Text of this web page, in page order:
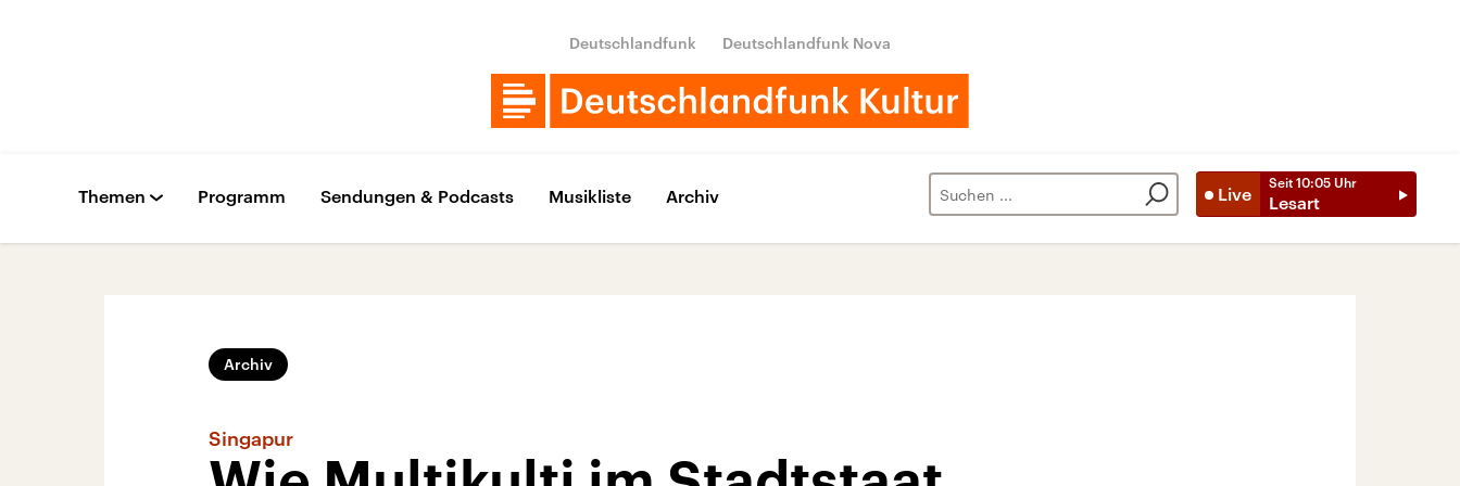
Deutschlandfunk Deutschlandfunk Nova
Live
Seit 10:05 Uhr
Lesart
Themen Programm Sendungen & Podcasts Musikliste Archiv
Archiv
Singapur